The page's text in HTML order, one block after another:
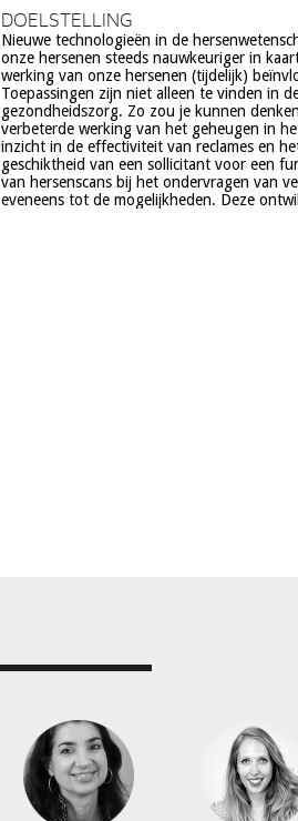
DOELSTELLING
Nieuwe technologieën in de
onze hersenen steeds nauwkeuriger in
werking van onze hersenen (tijdelijk)
Toepassingen zijn niet alleen te vinden in
gezondheidszorg. Zo zou je kunnen
verbeterde werking van het geheugen in
inzicht in de effectiviteit van reclames en
geschiktheid van een sollicitant voor een
van hersenscans bij het ondervragen van
eveneens tot de mogelijkheden. Deze
echter ook veel vragen op, onder meer op
ethiek (recht op privacy, gelijkheid,
volksgezondheid (veiligheid) en veranderingen in ons
en waarden stelsel. De beoogde commerciële toepassing
een aantal van deze technologieën is een extra
zorg. Het doel van dit project is om een
verantwoorde ontwikkeling van
hersenwetenschappen te realiseren,